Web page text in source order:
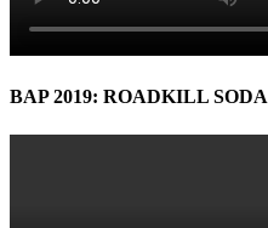
BAP 2019: ROADKILL SODA